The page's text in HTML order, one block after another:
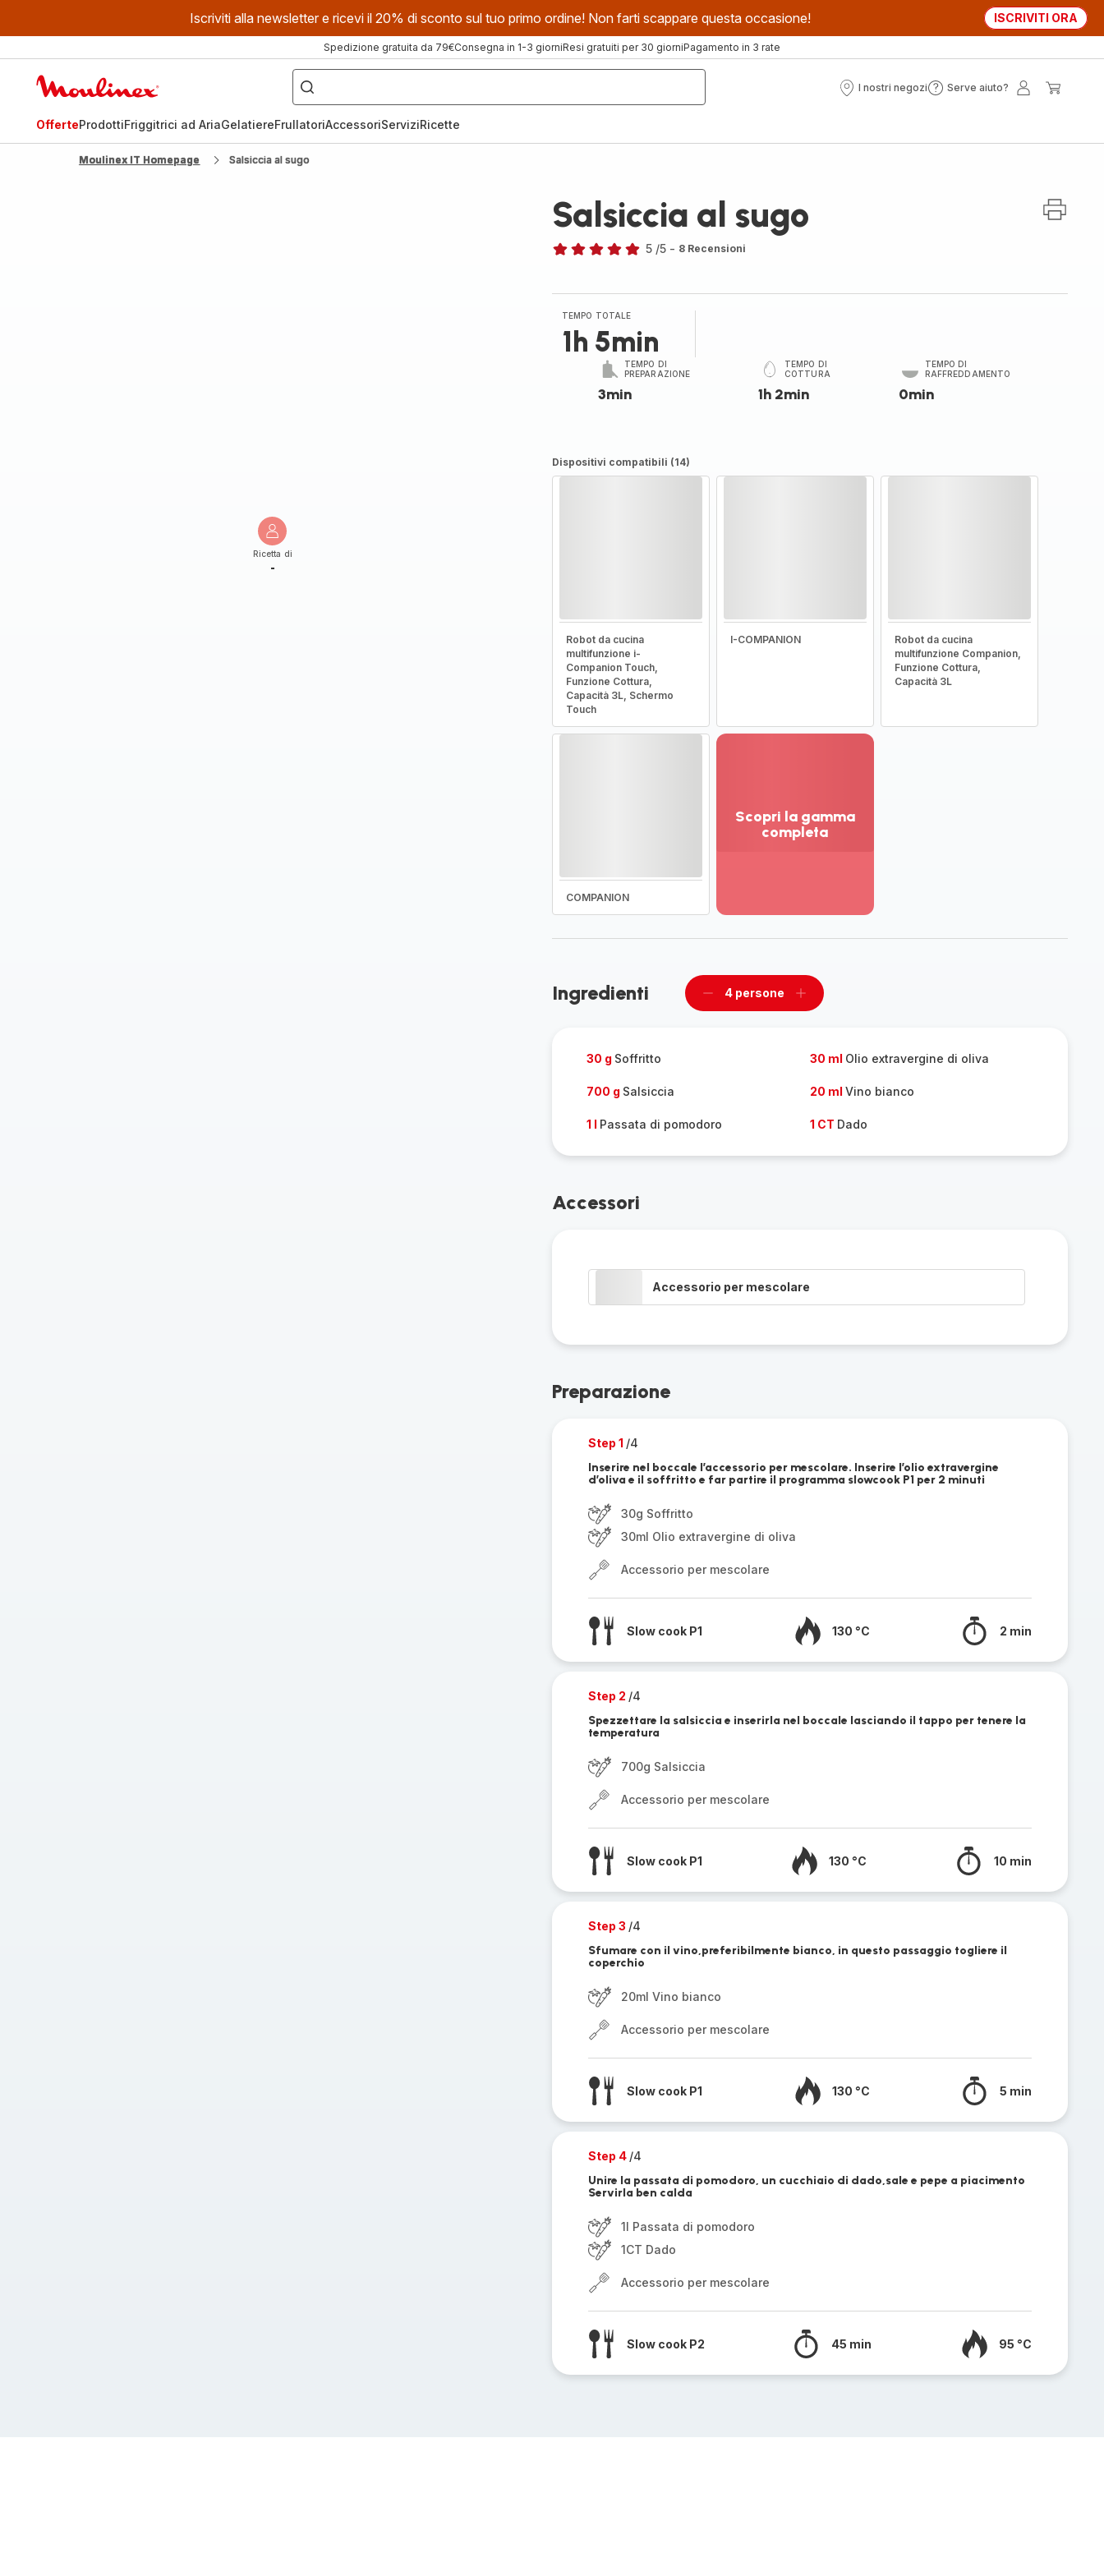
Iscriviti alla newsletter e ricevi il 20% di sconto sul tuo primo ordine! Non farti scappare questa occasione! ISCRIVITI ORA
Spedizione gratuita da 79€Consegna in 1-3 giorniResi gratuiti per 30 giorniPagamento in 3 rate
Cosa
stai
cercando?
I nostri negozi
I
Serve aiuto?
Serve
OfferteProdottiFriggitrici ad AriaGelatiereFrullatoriAccessoriServiziRicette
Moulinex IT Homepage Salsiccia al sugo
Ricetta di
-
Salsiccia al sugo
cinque
stelle
(media)
5 /5 - 8 Recensioni
TEMPO TOTALE
1h 5min
TEMPO DI
PREPARAZIONE
3min
TEMPO DI
COTTURA
1h 2min
TEMPO DI
RAFFREDDAMENTO
0min
Dispositivi compatibili (14)
Robot da cucina
multifunzione i-
Companion Touch,
Funzione Cottura,
Capacità 3L, Schermo
Touch
I-COMPANION
Robot da cucina
multifunzione Companion,
Funzione Cottura,
Capacità 3L
COMPANION
Scopri la gamma
completa
Scopri
-
Ingredienti
Rimuovi
4 persone
Aggiungi
30 g Soffritto 30 ml Olio extravergine di oliva
700 g Salsiccia 20 ml Vino bianco
1 l Passata di pomodoro 1 CT Dado
Accessori
Accessorio per mescolare
Preparazione
Step 1 /4
Inserire nel boccale l’accessorio per mescolare. Inserire l’olio extravergine
d’oliva e il soffritto e far partire il programma slowcook P1 per 2 minuti
30g Soffritto
30ml Olio extravergine di oliva
Accessorio per mescolare
Slow cook P1 130 °C 2 min
Step 2 /4
Spezzettare la salsiccia e inserirla nel boccale lasciando il tappo per tenere la
temperatura
700g Salsiccia
Accessorio per mescolare
Slow cook P1 130 °C 10 min
Step 3 /4
Sfumare con il vino,preferibilmente bianco, in questo passaggio togliere il
coperchio
20ml Vino bianco
Accessorio per mescolare
Slow cook P1 130 °C 5 min
Step 4 /4
Unire la passata di pomodoro, un cucchiaio di dado,sale e pepe a piacimento
Servirla ben calda
1l Passata di pomodoro
1CT Dado
Accessorio per mescolare
Slow cook P2 45 min 95 °C